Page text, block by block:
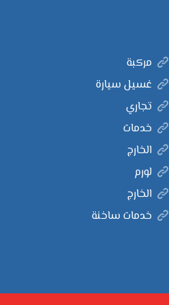
مركبة
غسيل سيارة
تجاري
خدمات
الخارج
لورم
الخارج
خدمات ساخنة